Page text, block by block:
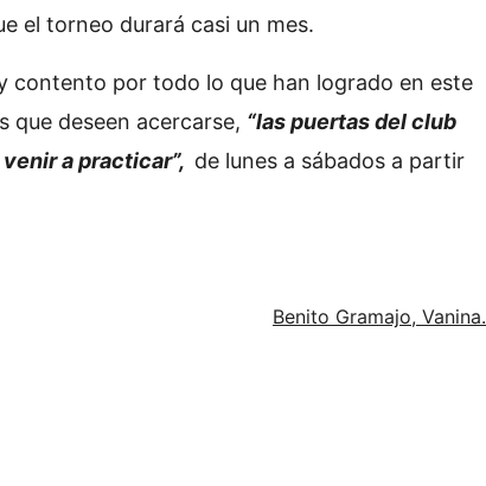
el torneo durará casi un mes.
contento por todo lo que han logrado en este
que deseen acercarse, “las puertas del club
a practicar”, de lunes a sábados a partir
Benito Gramajo, Vanina.